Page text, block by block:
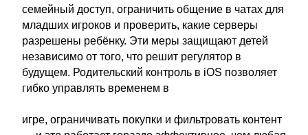
семейный доступ, ограничить общение в чатах для
младших игроков и проверить, какие серверы
разрешены ребёнку. Эти меры защищают детей
независимо от того, что решит регулятор в
будущем. Родительский контроль в iOS позволяет
гибко управлять временем в
игре, ограничивать покупки и фильтровать контент